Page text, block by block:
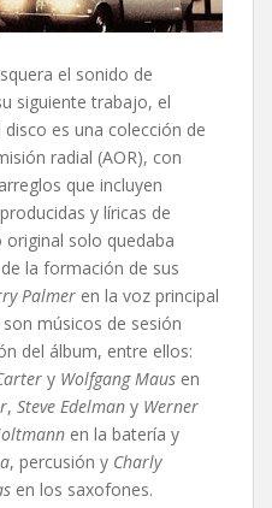
el sonido de
siguiente trabajo, el
disco es una colección de
radial (AOR), con
que incluyen
y líricas de
solo quedaba
la formación de sus
Palmer en la voz principal
músicos de sesión
del álbum, entre ellos:
y Wolfgang Maus en
, Steve Edelman y Werner
en la batería y
, percusión y Charly
en los saxofones.